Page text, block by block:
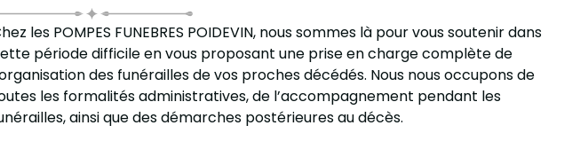
les POMPES FUNEBRES POIDEVIN, nous sommes là pour vous soutenir dans
période difficile en vous proposant une prise en charge complète de
des funérailles de vos proches décédés. Nous nous occupons de
les formalités administratives, de l’accompagnement pendant les
ainsi que des démarches postérieures au décès.